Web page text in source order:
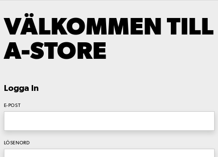
VÄLKOMMEN TILL
A-STORE
Logga In
E-POST
LÖSENORD